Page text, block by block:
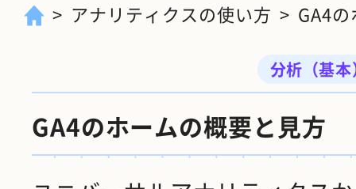
アナリティクスの使い方 GA4
分析（基本
GA4のホームの概要と見方